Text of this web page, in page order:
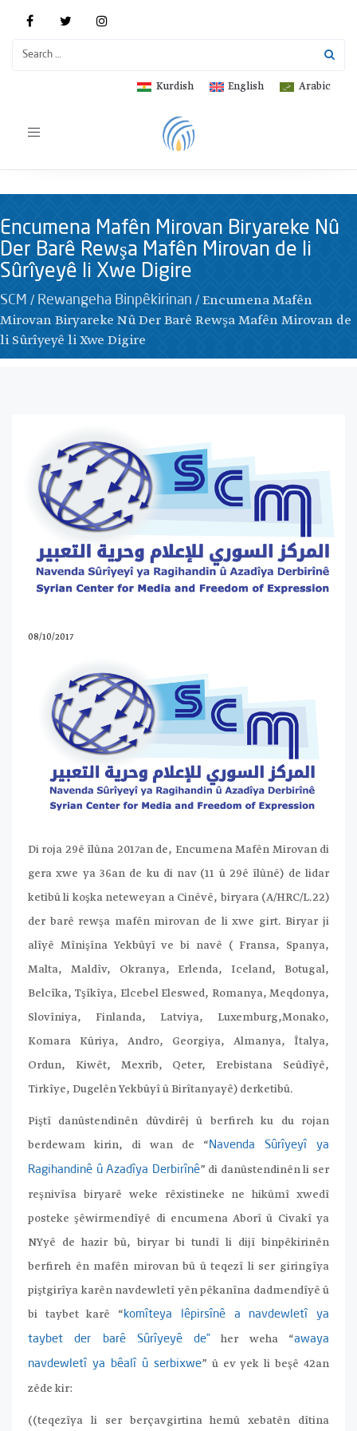
Arabic
English
Kurdish
Toggle
Encumena Mafên Mirovan Biryareke Nû
Der Barê Rewşa Mafên Mirovan de li
Sûrîyeyê li Xwe Digire
SCM / Rewangeha Binpêkirinan /Encumena Mafên
Mirovan Biryareke Nû Der Barê Rewşa Mafên Mirovan de
li Sûrîyeyê li Xwe Digire
08/10/2017
Di roja 29ê îlûna 2017an de, Encumena Mafên Mirovan di
gera xwe ya 36an de ku di nav (11 û 29ê îlûnê) de lidar
ketibû li koşka neteweyan a Cinêvê, biryara (A/HRC/L.22)
der barê rewşa mafên mirovan de li xwe girt. Biryar ji
alîyê Mînişîna Yekbûyî ve bi navê ( Fransa, Spanya,
Malta, Maldîv, Okranya, Erlenda, Iceland, Botugal,
Belcîka, Tşîkîya, Elcebel Eleswed, Romanya, Meqdonya,
Slovîniya, Finlanda, Latviya, Luxemburg,Monako,
Komara Kûriya, Andro, Georgiya, Almanya, Îtalya,
Ordun, Kiwêt, Mexrib, Qeter, Erebistana Seûdîyê,
Tirkîye, Dugelên Yekbûyî û Birîtanyayê) derketibû.
Piştî danûstendinên dûvdirêj û berfireh ku du rojan
berdewam kirin, di wan de “ Navenda Sûrîyeyî ya
Ragihandinê û Azadîya Derbirînê” di danûstendinên li ser
reşnivîsa biryarê weke rêxistineke ne hikûmî xwedî
posteke şêwirmendîyê di encumena Aborî û Civakî ya
NYyê de hazir bû, biryar bi tundî li dijî binpêkirinên
berfireh ên mafên mirovan bû û teqezî li ser giringîya
piştgirîya karên navdewletî yên pêkanîna dadmendîyê û
bi taybet karê “ komîteya lêpirsînê a navdewletî ya
taybet der barê Sûrîyeyê de” her weha “awaya
navdewletî ya bêalî û serbixwe” û ev yek li beşê 42an
zêde kir:
((teqezîya li ser berçavgirtina hemû xebatên dîtina